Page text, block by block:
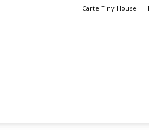
Carte Tiny House